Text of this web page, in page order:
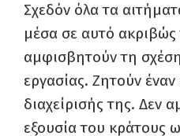
Σχεδόν όλα τα
μέσα σε αυτό ακριβώς
αμφισβητούν τη
εργασίας. Ζητούν
διαχείρισής της. Δεν
εξουσία του κράτους